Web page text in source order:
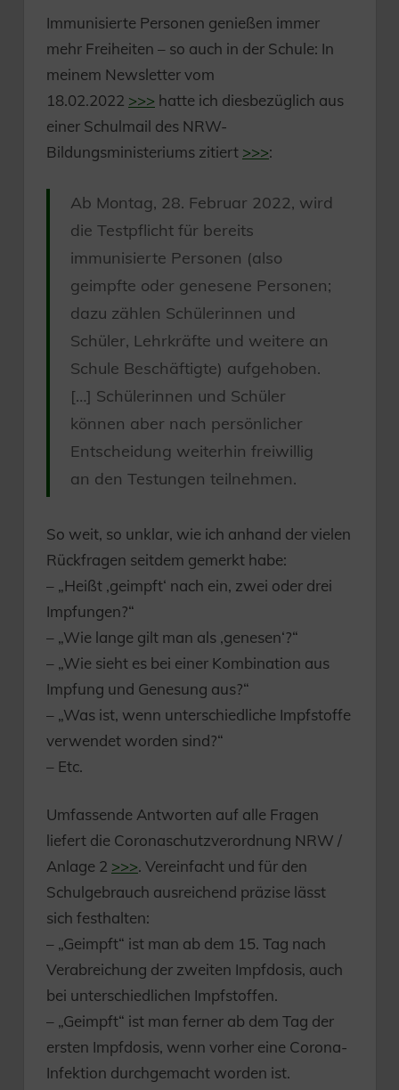
Immunisierte Personen genießen immer
mehr Freiheiten – so auch in der Schule: In
meinem Newsletter vom
18.02.2022 >>> hatte ich diesbezüglich aus
einer Schulmail des NRW-
Bildungsministeriums zitiert >>>:
Ab Montag, 28. Februar 2022, wird
die Testpflicht für bereits
immunisierte Personen (also
geimpfte oder genesene Personen;
dazu zählen Schülerinnen und
Schüler, Lehrkräfte und weitere an
Schule Beschäftigte) aufgehoben.
[…] Schülerinnen und Schüler
können aber nach persönlicher
Entscheidung weiterhin freiwillig
an den Testungen teilnehmen.
So weit, so unklar, wie ich anhand der vielen
Rückfragen seitdem gemerkt habe:
– „Heißt ‚geimpft‘ nach ein, zwei oder drei
Impfungen?“
– „Wie lange gilt man als ‚genesen‘?“
– „Wie sieht es bei einer Kombination aus
Impfung und Genesung aus?“
– „Was ist, wenn unterschiedliche Impfstoffe
verwendet worden sind?“
– Etc.
Umfassende Antworten auf alle Fragen
liefert die Coronaschutzverordnung NRW /
Anlage 2 >>>. Vereinfacht und für den
Schulgebrauch ausreichend präzise lässt
sich festhalten:
– „Geimpft“ ist man ab dem 15. Tag nach
Verabreichung der zweiten Impfdosis, auch
bei unterschiedlichen Impfstoffen.
– „Geimpft“ ist man ferner ab dem Tag der
ersten Impfdosis, wenn vorher eine Corona-
Infektion durchgemacht worden ist.